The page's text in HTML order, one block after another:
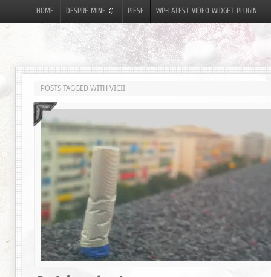
HOME DESPRE MINE PIESE WP-LATEST VIDEO WIDGET PLUGIN
POSTS TAGGED WITH VICII